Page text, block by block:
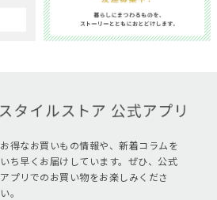
お得なお買いもの情報や、新着コラムを
いち早くお届けしています。ぜひ、公式
アプリでのお買い物をお楽しみくださ
い。